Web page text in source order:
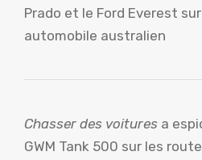
Prado et le Ford Everest
automobile australien
Chasser des voitures a
GWM Tank 500 sur les